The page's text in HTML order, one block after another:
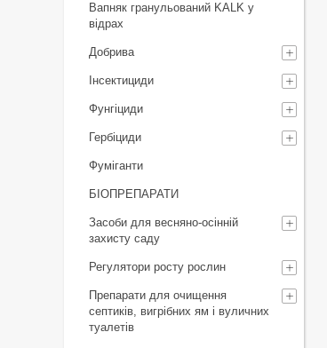
Вапняк гранульований KALK у
відрах
Добрива
Інсектициди
Фунгіциди
Гербіциди
Фуміганти
БІОПРЕПАРАТИ
Засоби для весняно-осінній
захисту саду
Регулятори росту рослин
Препарати для очищення
септиків, вигрібних ям і вуличних
туалетів